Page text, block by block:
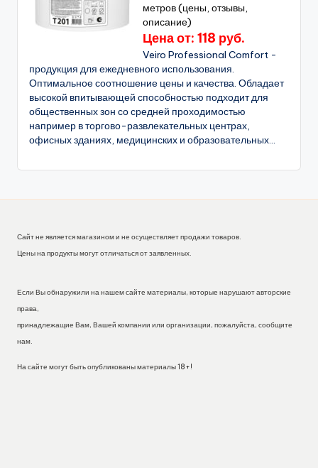
метров (цены, отзывы,
описание)
Цена от: 118 руб.
Veiro Professional Comfort -
продукция для ежедневного использования.
Оптимальное соотношение цены и качества. Обладает
высокой впитывающей способностью подходит для
общественных зон со средней проходимостью
например в торгово-развлекательных центрах,
офисных зданиях, медицинских и образовательных...
Сайт не является магазином и не осуществляет продажи товаров.
Цены на продукты могут отличаться от заявленных.
Если Вы обнаружили на нашем сайте материалы, которые нарушают авторские
права,
принадлежащие Вам, Вашей компании или организации, пожалуйста, сообщите
нам.
На сайте могут быть опубликованы материалы 18+!